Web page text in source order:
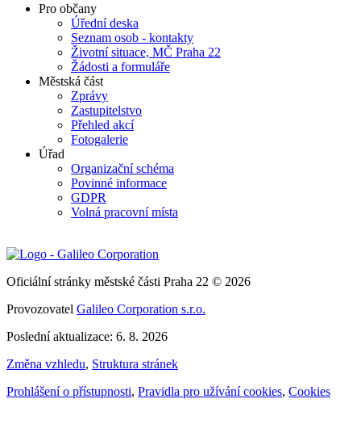
Pro občany
Úřední deska
Seznam osob - kontakty
Životní situace, MČ Praha 22
Žádosti a formuláře
Městská část
Zprávy
Zastupitelstvo
Přehled akcí
Fotogalerie
Úřad
Organizační schéma
Povinné informace
GDPR
Volná pracovní místa
Oficiální stránky městské části Praha 22 © 2026
Provozovatel Galileo Corporation s.r.o.
Poslední aktualizace: 6. 8. 2026
Změna vzhledu, Struktura stránek
Prohlášení o přístupnosti, Pravidla pro užívání cookies, Cookies